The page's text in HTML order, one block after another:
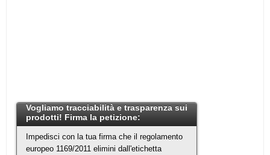
Vogliamo tracciabilità e trasparenza sui
prodotti! Firma la petizione:
Impedisci con la tua firma che il regolamento
europeo 1169/2011 elimini dall'etichetta